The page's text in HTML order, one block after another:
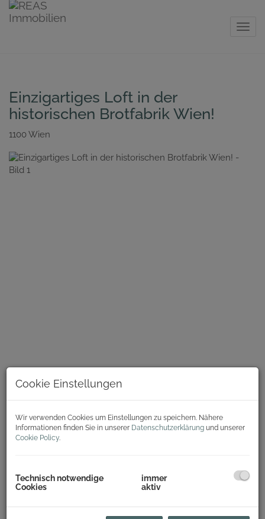
Einzigartiges Loft in der
historischen Brotfabrik Wien!
1100 Wien
Beschreibung
In einem hochwertig und vor kurzem komplett sanierten
Haus in der Brotfabrik Wien gelangt ein Loft zur
Vermietung!
Cookie Einstellungen
Wir verwenden Cookies um Einstellungen zu speichern. Nähere
Informationen finden Sie in unserer Datenschutzerklärung und unserer
Cookie Policy.
Technisch notwendige
Cookies
immer
aktiv